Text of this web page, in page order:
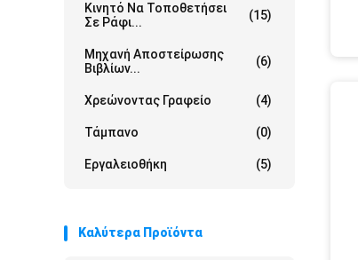
Κινητό Να Τοποθετήσει
Σε Ράφι...
(15)
Μηχανή Αποστείρωσης
Βιβλίων...
(6)
Χρεώνοντας Γραφείο (4)
Τάμπανο (0)
Εργαλειοθήκη (5)
Καλύτερα Προϊόντα